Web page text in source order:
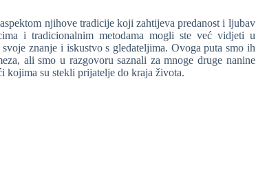
njihove tradicije koji zahtijeva predanost i ljubav
i tradicionalnim metodama mogli ste već vidjeti u
znanje i iskustvo s gledateljima. Ovoga puta smo ih
ali smo u razgovoru saznali za mnoge druge nanine
kojima su stekli prijatelje do kraja života.